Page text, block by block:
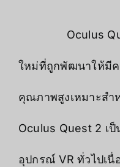
Oculus
ใหม่ที่ถูกพัฒนาให้มีค
คุณภาพสูงเหมาะสำ
Oculus Quest 2 เ
อุปกรณ์ VR ทั่วไปเ